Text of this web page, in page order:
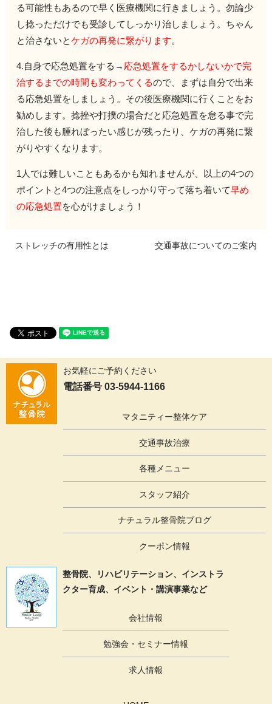
る可能性もあるので早く医療機関に行きましょう。勿論少
し捻っただけでも受診してしっかり治しましょう。 ちゃん
と治さないとケガの再発に繋がります。
4.自身で応急処置をする→ 応急処置をするかしないかで完
治するまでの時間も変わってくるので、まずは自分で出来
る応急処置をしましょう。その後医療機関に行くことをお
勧めします。捻挫や打撲の場合だと応急処置を怠る事で完
治した後も腫れぼったい感じが残ったり、ケガの再発に繋
がりやすくなります。
1人では難しいこともあるかも知れませんが、以上の4つの
ポイン トと4つの注意点をしっかり守って落ち着いて早め
の応急処置を心がけましょう！
ストレッチの有用性とは 交通事故についてのご案内
お気軽にご予約ください
電話番号 03-5944-1166
マタニティー整体ケア
交通事故治療
各種メニュー
スタッフ紹介
ナチュラル整骨院ブログ
クーポン情報
整骨院、リハビリテーション、 インストラ
クター育成、イベント・講演事業など
会社情報
勉強会・セミナー情報
求人情報